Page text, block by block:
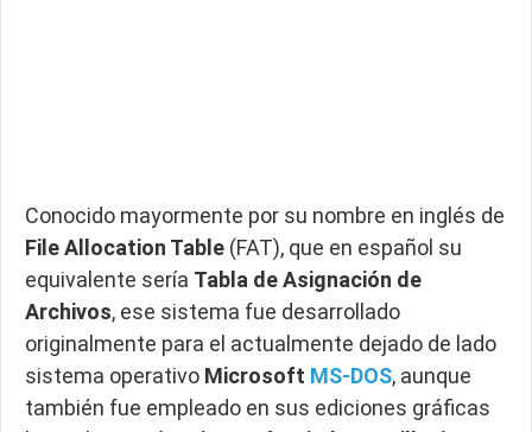
Conocido mayormente por su nombre en inglés de
File Allocation Table (FAT), que en español su
equivalente sería Tabla de Asignación de
Archivos, ese sistema fue desarrollado
originalmente para el actualmente dejado de lado
sistema operativo Microsoft MS-DOS, aunque
también fue empleado en sus ediciones gráficas